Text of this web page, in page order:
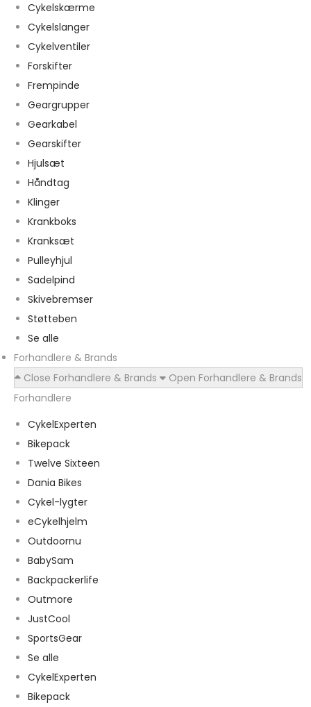
Cykelskærme
Cykelslanger
Cykelventiler
Forskifter
Frempinde
Geargrupper
Gearkabel
Gearskifter
Hjulsæt
Håndtag
Klinger
Krankboks
Kranksæt
Pulleyhjul
Sadelpind
Skivebremser
Støtteben
Se alle
Forhandlere & Brands
Close Forhandlere & Brands
Open Forhandlere & Brands
Forhandlere
CykelExperten
Bikepack
Twelve Sixteen
Dania Bikes
Cykel-lygter
eCykelhjelm
Outdoornu
BabySam
Backpackerlife
Outmore
JustCool
SportsGear
Se alle
CykelExperten
Bikepack